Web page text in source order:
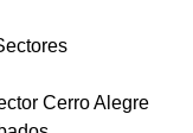
Cerro Alegre